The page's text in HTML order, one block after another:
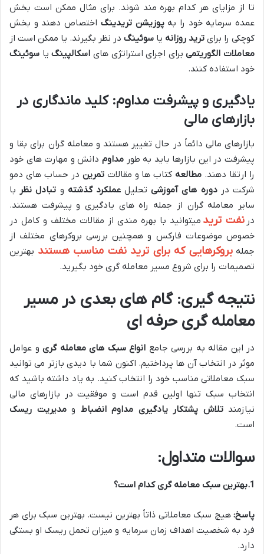
تا از مزایای هر کدام بهره مند شوند. برای مثال ممکن است بخش
عمده سرمایه خود را بهپوزیشن تریدینگ اختصاص دهند و بخش
کوچکی را برای ترید روزانه یا سوئینگ در نظر بگیرند. یا ممکن است از
معاملات الگوریتمیبرای اجرای استراتژی های اسکالپینگیا سوئینگ
خود استفاده کنند.
یادگیری و پیشرفت مداوم: کلید ماندگاری در
بازارهای مالی
بازارهای مالی دائماً در حال تغییر هستند و معامله گران برای بقا و
پیشرفت در این بازارها باید به طورمداوم دانش و مهارت های خود
را ارتقا دهند. مطالعه کتاب ها و مقالاتتمرین در حساب های دمو
شرکت دردوره های آموزشیتحلیلعملکرد گذشته و تبادل نظر با
سایر معامله گران از جمله راه های یادگیری و پیشرفت هستند.
در نفت ترید میتوانید با بهره مندی از مقالات مختلف و کامل در
خصوص موضوعات فارکس و همچنین بررسی بروکرهای مختلف از
جملهبروکرهایی که برای ترید نفت مناسب هستند بهترین
تصمیمات را برای شروع مسیر معامله گری خود بگیرید.
نتیجه گیری: گام های بعدی در مسیر
معامله گری حرفه ای
در این مقاله به بررسی جامع انواع سبک های معامله گری و عوامل
موثر در انتخاب آن ها پرداختیم. اکنون شما با دیدی بازتر می توانید
سبک معاملاتی مناسب خود را انتخاب کنید. به یاد داشته باشید که
انتخاب سبک تنها اولین قدم است و موفقیت در بازارهای مالی
نیازمندتلاش پشتکار یادگیری مداوم انضباط ومدیریت ریسک
است.
سوالات متداول:
1.بهترین سبک معامله گری کدام است؟
پاسخ: هیچ سبک معاملاتی ذاتاً بهترین نیست. بهترین سبک برای هر
فرد به شخصیت اهداف زمان سرمایه و میزان تحمل ریسک او بستگی
دارد.